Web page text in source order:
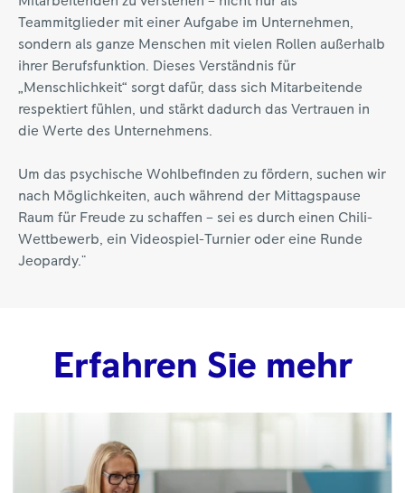
Teammitglieder mit einer Aufgabe im Unternehmen,
sondern als ganze Menschen mit vielen Rollen außerhalb
ihrer Berufsfunktion. Dieses Verständnis für
„Menschlichkeit“ sorgt dafür, dass sich Mitarbeitende
respektiert fühlen, und stärkt dadurch das Vertrauen in
die Werte des Unternehmens.
Um das psychische Wohlbefinden zu fördern, suchen wir
nach Möglichkeiten, auch während der Mittagspause
Raum für Freude zu schaffen – sei es durch einen Chili-
Wettbewerb, ein Videospiel-Turnier oder eine Runde
Jeopardy."
Erfahren Sie mehr